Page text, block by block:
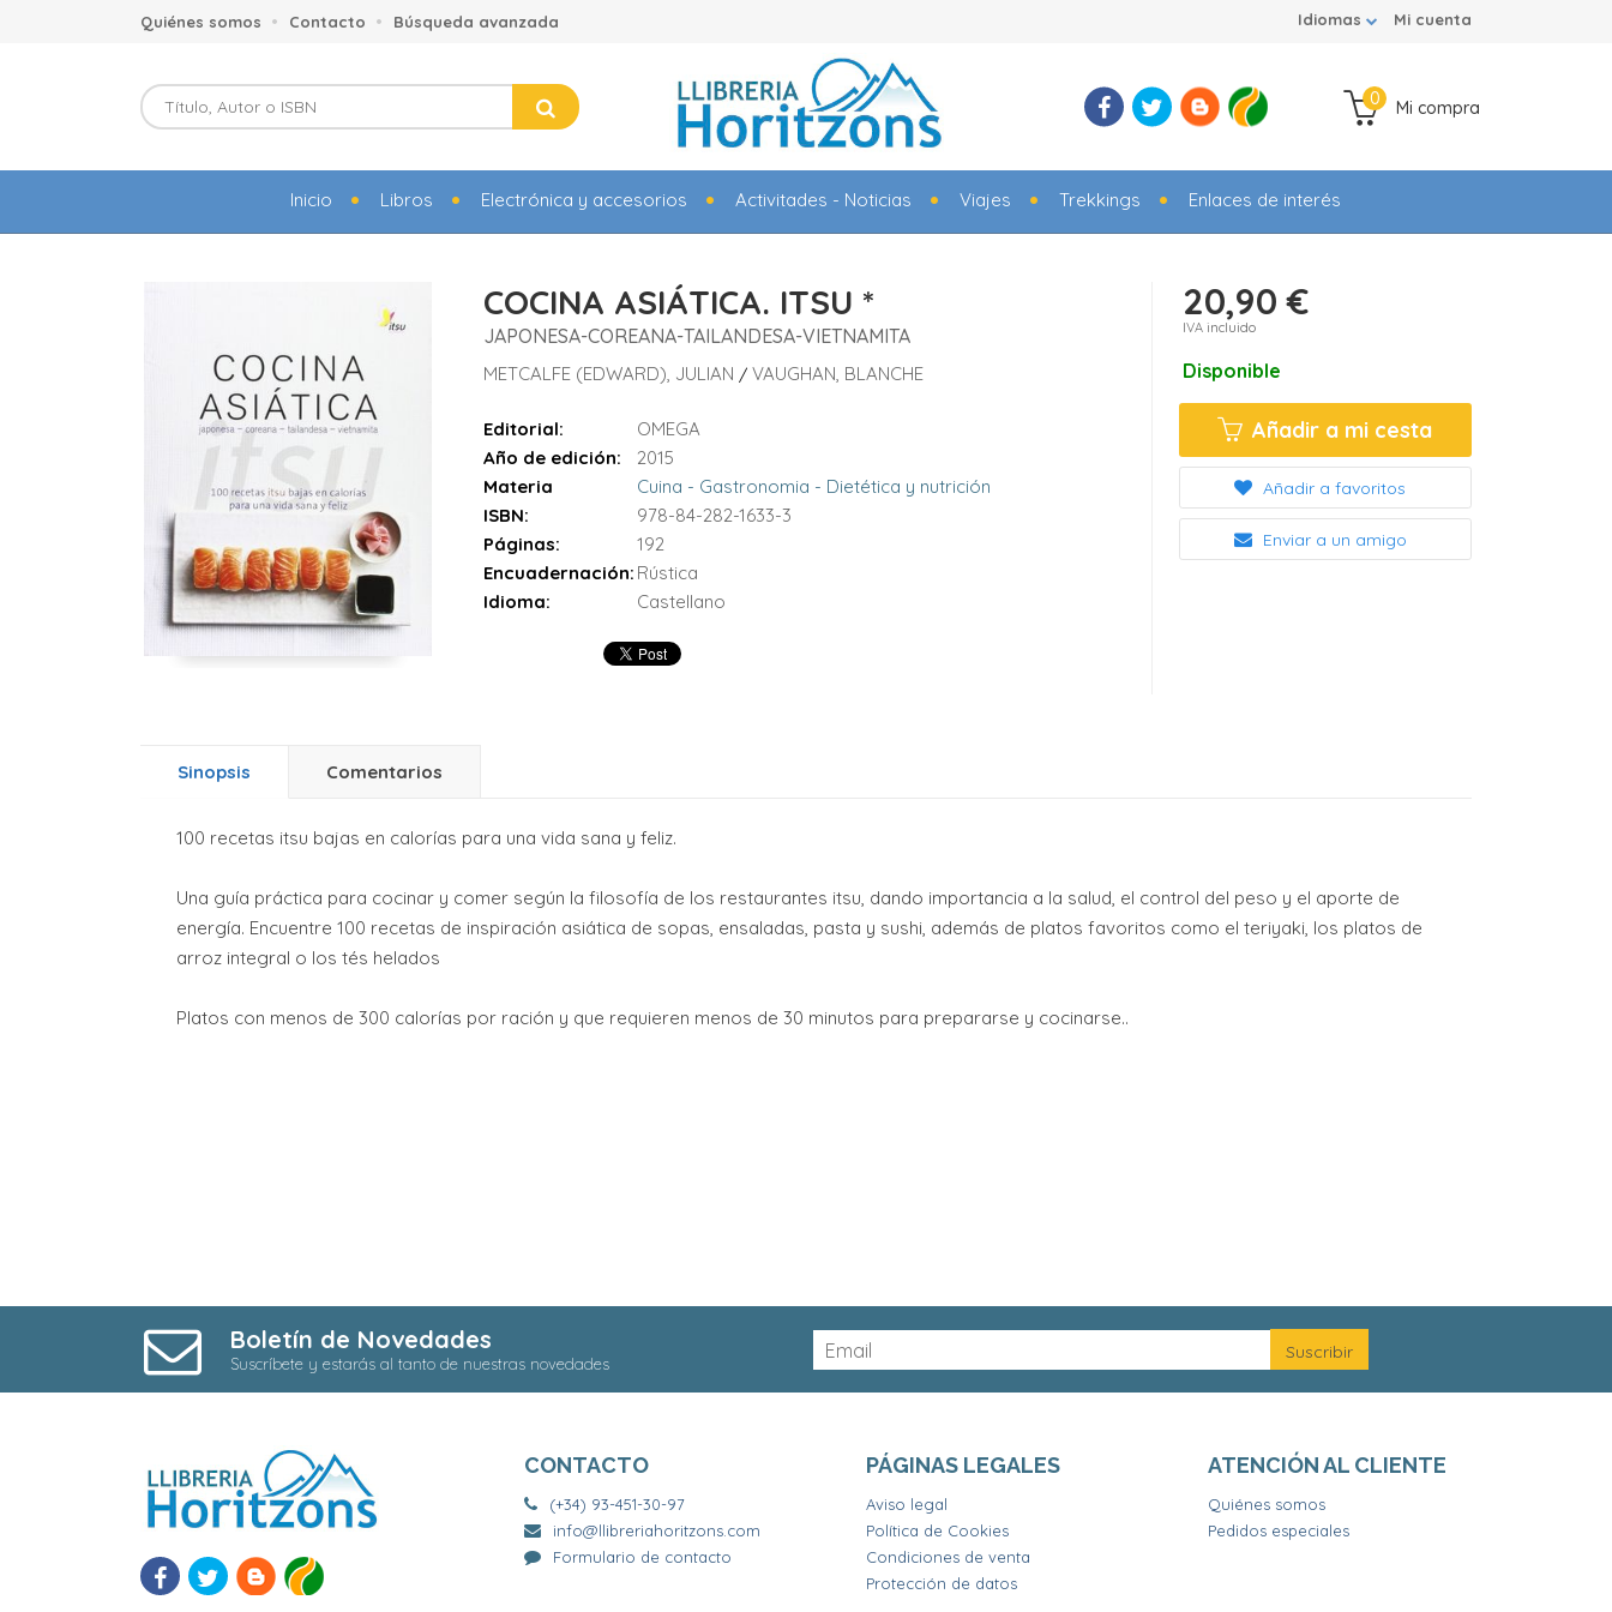
Mi cuenta
Idiomas
Quiénes somos Contacto Búsqueda avanzada
Mi compra
0
Inicio Libros Electrónica y accesorios Activitades - Noticias Viajes Trekkings Enlaces de interés
COCINA ASIÁTICA. ITSU *
JAPONESA-COREANA-TAILANDESA-VIETNAMITA
METCALFE (EDWARD), JULIAN / VAUGHAN, BLANCHE
Editorial:
OMEGA
Año de edición:
2015
Materia
Cuina - Gastronomia - Dietética y nutrición
ISBN:
978-84-282-1633-3
Páginas:
192
Encuadernación: Rústica
Idioma:
Castellano
20,90 €
IVA incluido
Disponible
Añadir a mi cesta
Añadir a favoritos
Enviar a un amigo
Sinopsis Comentarios
100 recetas itsu bajas en calorías para una vida sana y feliz.
Una guía práctica para cocinar y comer según la filosofía de los restaurantes itsu, dando importancia a la salud, el control del peso y el aporte de
energía. Encuentre 100 recetas de inspiración asiática de sopas, ensaladas, pasta y sushi, además de platos favoritos como el teriyaki, los platos de
arroz integral o los tés helados
Platos con menos de 300 calorías por ración y que requieren menos de 30 minutos para prepararse y cocinarse..
Boletín de Novedades
Suscríbete y estarás al tanto de nuestras novedades
CONTACTO
(+34) 93-451-30-97
info@llibreriahoritzons.com
Formulario de contacto
PÁGINAS LEGALES
Aviso legal
Política de Cookies
Condiciones de venta
Protección de datos
ATENCIÓN AL CLIENTE
Quiénes somos
Pedidos especiales